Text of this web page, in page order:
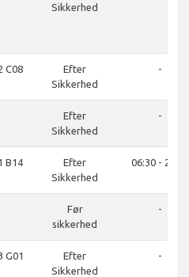
Sikkerhed
C08
Efter
Sikkerhed
-
Efter
Sikkerhed
-
B14
Efter
Sikkerhed
06:30 - 22:00
Før
sikkerhed
-
G01
Efter
Sikkerhed
-